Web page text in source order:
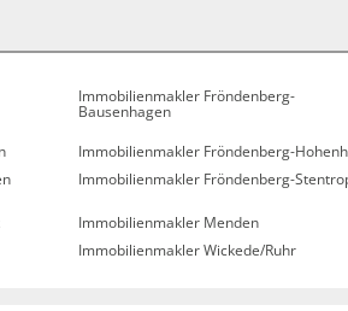
Immobilienmakler Fröndenberg-
Bausenhagen
Immobilienmakler Fröndenberg-
Immobilienmakler Fröndenberg-
Immobilienmakler Menden
Immobilienmakler Wickede/Ruhr